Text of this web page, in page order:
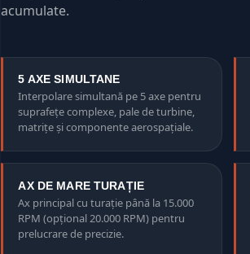
acumulate.
5 AXE SIMULTANE
Interpolare simultană pe 5 axe pentru
suprafețe complexe, pale de turbine,
matrițe și componente aerospațiale.
AX DE MARE TURAȚIE
Ax principal cu turație până la 15.000
RPM (opțional 20.000 RPM) pentru
prelucrare de precizie.